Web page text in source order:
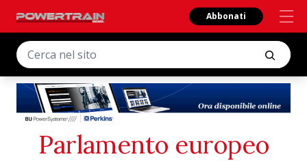
Abbonati
Parlamento europeo